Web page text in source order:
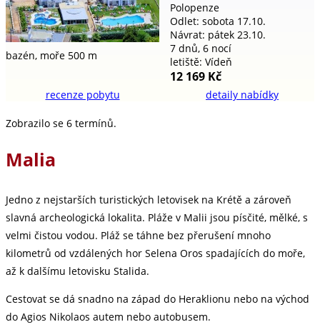
bazén, moře 500 m
Polopenze
Odlet: sobota 17.10.
Návrat: pátek 23.10.
7 dnů, 6 nocí
letiště: Vídeň
12 169 Kč
recenze pobytu detaily nabídky
Zobrazilo se 6 termínů.
Malia
Jedno z nejstarších turistických letovisek na Krétě a zároveň
slavná archeologická lokalita. Pláže v Malii jsou písčité, mělké, s
velmi čistou vodou. Pláž se táhne bez přerušení mnoho
kilometrů od vzdálených hor Selena Oros spadajících do moře,
až k dalšímu letovisku Stalida.
Cestovat se dá snadno na západ do Heraklionu nebo na východ
do Agios Nikolaos autem nebo autobusem.